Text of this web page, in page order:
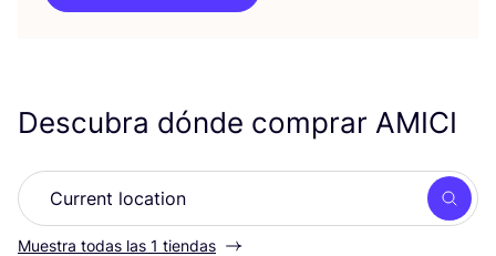
Descubra dónde comprar AMICI
Muestra todas las 1 tiendas